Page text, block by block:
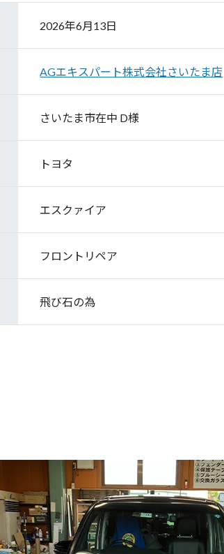
2026年6月13日
AGエキスパート株式会社さいたま店
さいたま市在中 D様
トヨタ
エスクァイア
フロントリペア
飛び石の為